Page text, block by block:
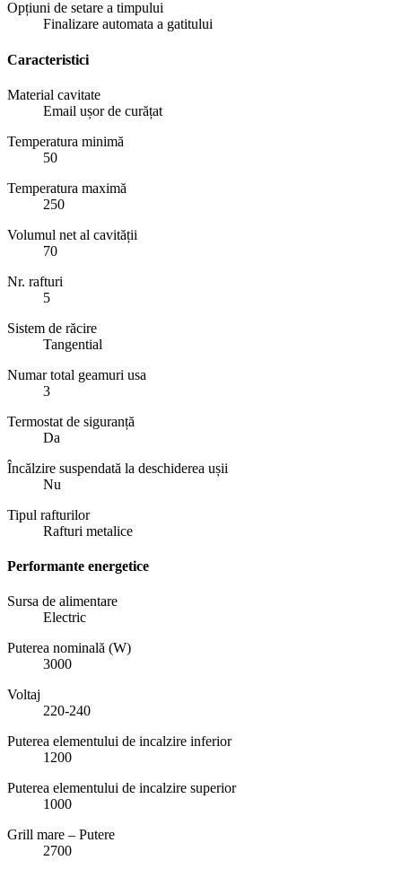
Opțiuni de setare a timpului
Finalizare automata a gatitului
Caracteristici
Material cavitate
Email ușor de curățat
Temperatura minimă
50
Temperatura maximă
250
Volumul net al cavității
70
Nr. rafturi
5
Sistem de răcire
Tangential
Numar total geamuri usa
3
Termostat de siguranță
Da
Încălzire suspendată la deschiderea ușii
Nu
Tipul rafturilor
Rafturi metalice
Performante energetice
Sursa de alimentare
Electric
Puterea nominală (W)
3000
Voltaj
220-240
Puterea elementului de incalzire inferior
1200
Puterea elementului de incalzire superior
1000
Grill mare – Putere
2700